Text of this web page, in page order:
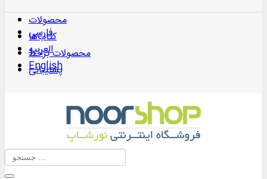
فارسی
العربیه
English
محصولات
کتاب‌ها
محصولات برخط
پشتیبانی